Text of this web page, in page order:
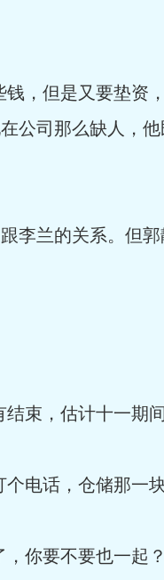
，但是又要垫资
公司那么缺人，
李兰的关系。但
束，估计十一期
电话，仓储那一
你要不要也一起